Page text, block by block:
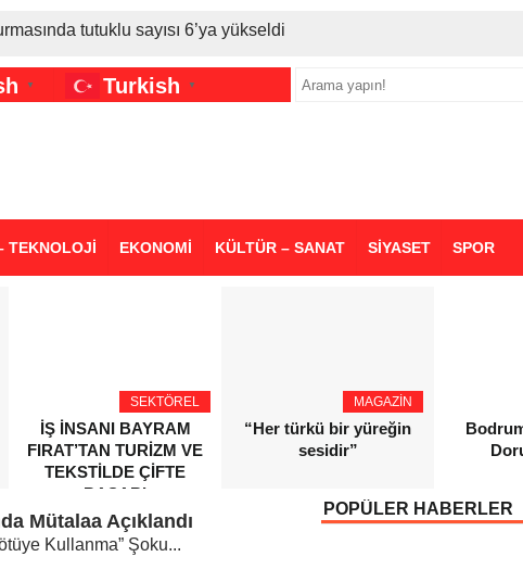
tutuklu sayısı 6’ya yükseldi
vurdu: Motorine tüm zamanların en büyük zammı
zam geldi
▼ Turkish ▼
TEKNOLOJİ EKONOMİ KÜLTÜR – SANAT SİYASET SPOR
SEKTÖREL
İŞ İNSANI BAYRAM
FIRAT’TAN TURİZM VE
TEKSTİLDE ÇİFTE
BAŞARI
MAGAZİN
“Her türkü bir yüreğin
sesidir”
Mütalaa Açıklandı
Kullanma” Şoku...
POPÜLER HABERLER